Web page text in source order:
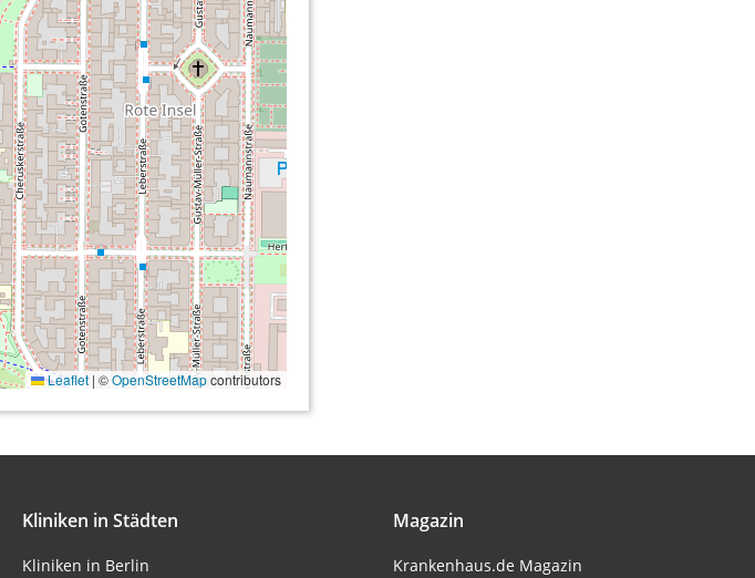
Leaflet | ©OpenStreetMapcontributors
Kliniken in Städten
Kliniken in Berlin
Magazin
Krankenhaus.de Magazin